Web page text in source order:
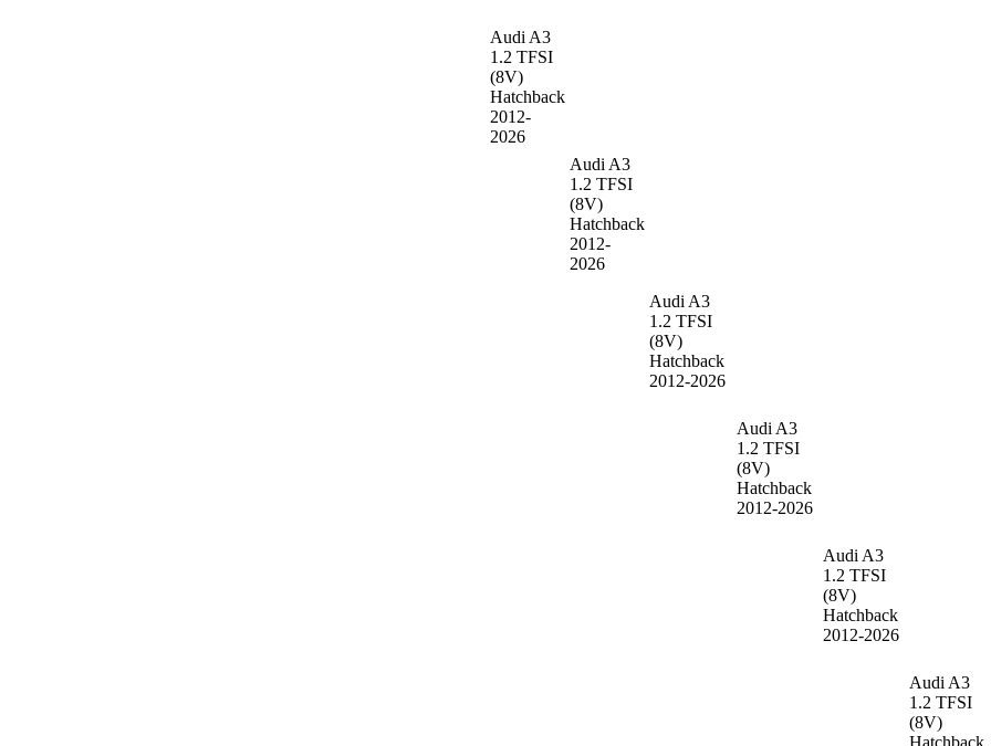
Audi A3
1.2 TFSI
(8V)
Hatchback
2012-
2026
Audi A3
1.2 TFSI
(8V)
Hatchback
2012-
2026
Audi A3
1.2 TFSI
(8V)
Hatchback
2012-2026
Audi A3
1.2 TFSI
(8V)
Hatchback
2012-2026
Audi A3
1.2 TFSI
(8V)
Hatchback
2012-2026
Audi A3
1.2 TFSI
(8V)
Hatchback